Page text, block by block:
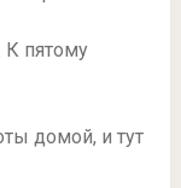
К пятому
домой, и тут